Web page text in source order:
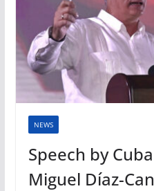
NEWS
Speech by
Miguel Díaz-